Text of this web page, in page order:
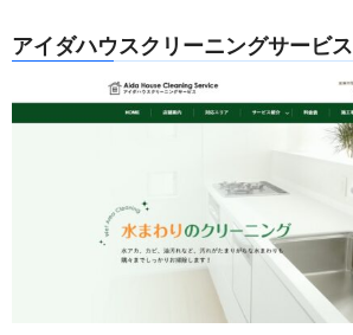
アイダハウスクリーニングサービス